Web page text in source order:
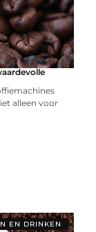
alleen voor
EN DRINKEN